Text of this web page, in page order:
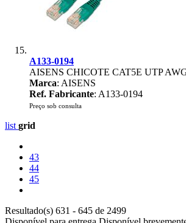
A133-0194
AISENS CHICOTE CAT5E UTP
Marca: AISENS
Ref. Fabricante: A133-0194
Preço sob consulta
list grid
43
44
45
Resultado(s) 631 - 645 de 2499